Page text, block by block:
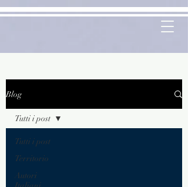
Blog
Tutti i post
Territorio
Autori
Tutti i post